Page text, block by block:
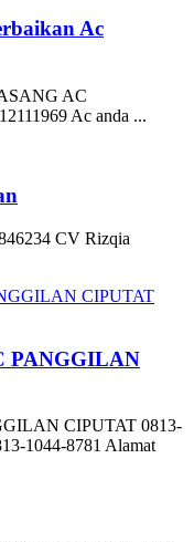
Ac
AC
Ac anda ...
CV Rizqia
PANGGILAN
CIPUTAT 0813-
1044-8781 Alamat